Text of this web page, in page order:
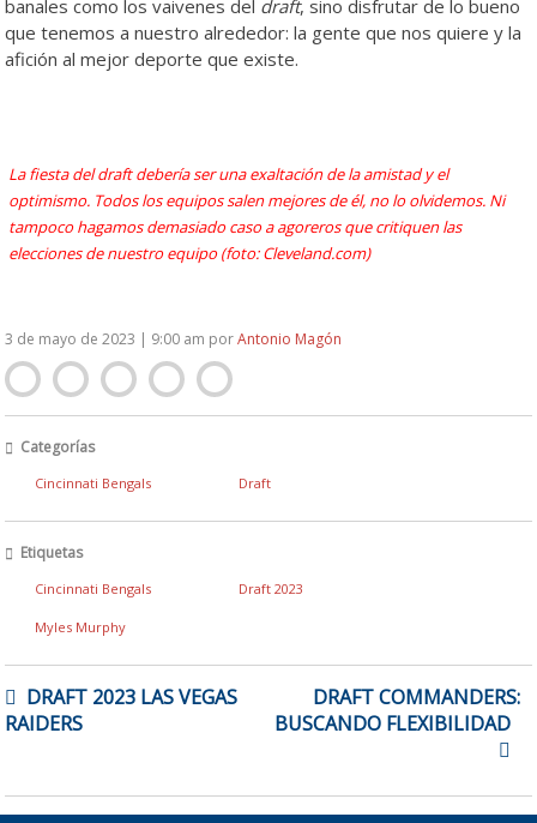
banales como los vaivenes del draft, sino disfrutar de lo bueno
que tenemos a nuestro alrededor: la gente que nos quiere y la
afición al mejor deporte que existe.
La fiesta del draft debería ser una exaltación de la amistad y el
optimismo. Todos los equipos salen mejores de él, no lo olvidemos. Ni
tampoco hagamos demasiado caso a agoreros que critiquen las
elecciones de nuestro equipo (foto: Cleveland.com)
3 de mayo de 2023 | 9:00 am porAntonio Magón
Categorías
Cincinnati Bengals Draft
Etiquetas
Cincinnati Bengals Draft 2023
Myles Murphy
DE
ENTRADAS
DRAFT 2023 LAS VEGAS
RAIDERS
DRAFT COMMANDERS:
BUSCANDO FLEXIBILIDAD